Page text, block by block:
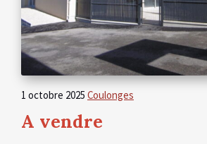
1 octobre 2025 Coulonges
A vendre